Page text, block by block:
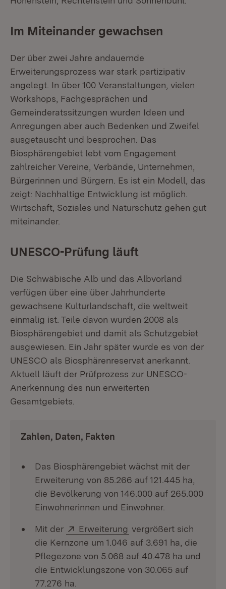
Im Miteinander gewachsen
Der über zwei Jahre andauernde
Erweiterungsprozess war stark partizipativ
angelegt. In über 100 Veranstaltungen, vielen
Workshops, Fachgesprächen und
Gemeinderatssitzungen wurden Ideen und
Anregungen aber auch Bedenken und Zweifel
ausgetauscht und besprochen. Das
Biosphärengebiet lebt vom Engagement
zahlreicher Vereine, Verbände, Unternehmen,
Bürgerinnen und Bürgern. Es ist ein Modell, das
zeigt: Nachhaltige Entwicklung ist möglich.
Wirtschaft, Soziales und Naturschutz gehen gut
miteinander.
UNESCO-Prüfung läuft
Die Schwäbische Alb und das Albvorland
verfügen über eine über Jahrhunderte
gewachsene Kulturlandschaft, die weltweit
einmalig ist. Teile davon wurden 2008 als
Biosphärengebiet und damit als Schutzgebiet
ausgewiesen. Ein Jahr später wurde es von der
UNESCO als Biosphärenreservat anerkannt.
Aktuell läuft der Prüfprozess zur UNESCO-
Anerkennung des nun erweiterten
Gesamtgebiets.
Zahlen, Daten, Fakten
Das Biosphärengebiet wächst mit der
Erweiterung von 85.266 auf 121.445 ha,
die Bevölkerung von 146.000 auf 265.000
Einwohnerinnen und Einwohner.
Mit der Extern:
Erweiterung (Öffnet in neuem
vergrößert sich
die Kernzone um 1.046 auf 3.691 ha, die
Pflegezone von 5.068 auf 40.478 ha und
die Entwicklungszone von 30.065 auf
77.276 ha.